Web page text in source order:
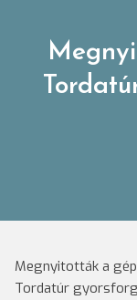
Megnyitották a
Tordatúr